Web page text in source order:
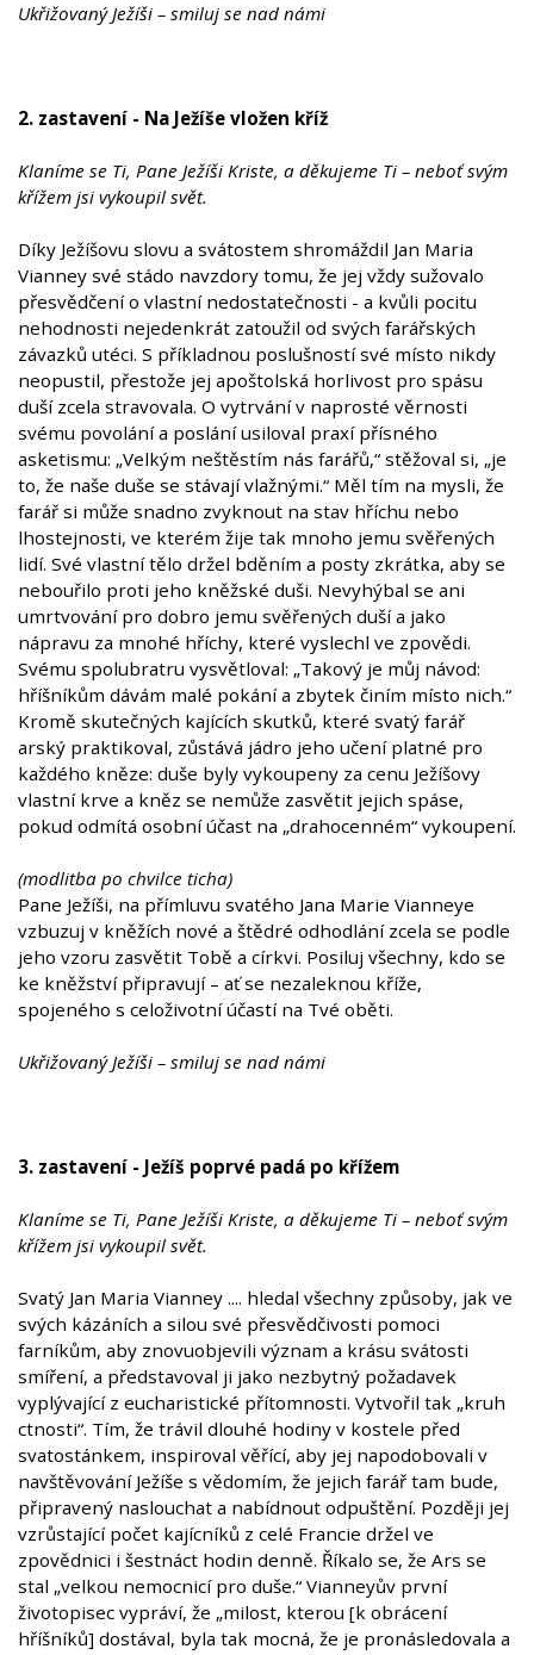
Ukřižovaný Ježíši – smiluj se nad námi
2. zastavení - Na Ježíše vložen kříž
Klaníme se Ti, Pane Ježíši Kriste, a děkujeme Ti – neboť svým
křížem jsi vykoupil svět.
Díky Ježíšovu slovu a svátostem shromáždil Jan Maria
Vianney své stádo navzdory tomu, že jej vždy sužovalo
přesvědčení o vlastní nedostatečnosti - a kvůli pocitu
nehodnosti nejedenkrát zatoužil od svých farářských
závazků utéci. S příkladnou poslušností své místo nikdy
neopustil, přestože jej apoštolská horlivost pro spásu
duší zcela stravovala. O vytrvání v naprosté věrnosti
svému povolání a poslání usiloval praxí přísného
asketismu: „Velkým neštěstím nás farářů,“ stěžoval si, „je
to, že naše duše se stávají vlažnými.“ Měl tím na mysli, že
farář si může snadno zvyknout na stav hříchu nebo
lhostejnosti, ve kterém žije tak mnoho jemu svěřených
lidí. Své vlastní tělo držel bděním a posty zkrátka, aby se
nebouřilo proti jeho kněžské duši. Nevyhýbal se ani
umrtvování pro dobro jemu svěřených duší a jako
nápravu za mnohé hříchy, které vyslechl ve zpovědi.
Svému spolubratru vysvětloval: „Takový je můj návod:
hříšníkům dávám malé pokání a zbytek činím místo nich.“
Kromě skutečných kajících skutků, které svatý farář
arský praktikoval, zůstává jádro jeho učení platné pro
každého kněze: duše byly vykoupeny za cenu Ježíšovy
vlastní krve a kněz se nemůže zasvětit jejich spáse,
pokud odmítá osobní účast na „drahocenném“ vykoupení.
(modlitba po chvilce ticha)
Pane Ježíši, na přímluvu svatého Jana Marie Vianneye
vzbuzuj v kněžích nové a štědré odhodlání zcela se podle
jeho vzoru zasvětit Tobě a církvi. Posiluj všechny, kdo se
ke kněžství připravují – ať se nezaleknou kříže,
spojeného s celoživotní účastí na Tvé oběti.
Ukřižovaný Ježíši – smiluj se nad námi
3. zastavení - Ježíš poprvé padá po křížem
Klaníme se Ti, Pane Ježíši Kriste, a děkujeme Ti – neboť svým
křížem jsi vykoupil svět.
Svatý Jan Maria Vianney .... hledal všechny způsoby, jak ve
svých kázáních a silou své přesvědčivosti pomoci
farníkům, aby znovuobjevili význam a krásu svátosti
smíření, a představoval ji jako nezbytný požadavek
vyplývající z eucharistické přítomnosti. Vytvořil tak „kruh
ctnosti“. Tím, že trávil dlouhé hodiny v kostele před
svatostánkem, inspiroval věřící, aby jej napodobovali v
navštěvování Ježíše s vědomím, že jejich farář tam bude,
připravený naslouchat a nabídnout odpuštění. Později jej
vzrůstající počet kajícníků z celé Francie držel ve
zpovědnici i šestnáct hodin denně. Říkalo se, že Ars se
stal „velkou nemocnicí pro duše.“ Vianneyův první
životopisec vypráví, že „milost, kterou [k obrácení
hříšníků] dostával, byla tak mocná, že je pronásledovala a